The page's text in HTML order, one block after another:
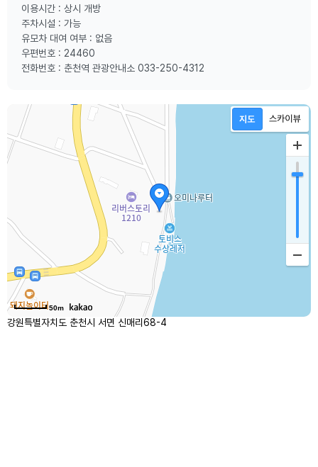
이용시간 : 상시 개방
주차시설 : 가능
유모차 대여 여부 : 없음
우편번호 : 24460
전화번호 : 춘천역 관광안내소 033-250-4312
50m
강원특별자치도 춘천시 서면 신매리68-4